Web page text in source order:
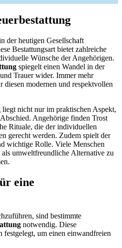
der heutigen Gesellschaft
Bestattungsart bietet zahlreiche
Wünsche der Angehörigen.
spiegelt einen Wandel in der
Trauer wider. Immer mehr
diesen modernen und respektvollen
liegt nicht nur im praktischen Aspekt,
Angehörige finden Trost
Rituale, die der individuellen
gerecht werden. Zudem spielt der
wichtige Rolle. Viele Menschen
als umweltfreundliche Alternative zu
eine
sind bestimmte
notwendig. Diese
festgelegt, um einen einwandfreien